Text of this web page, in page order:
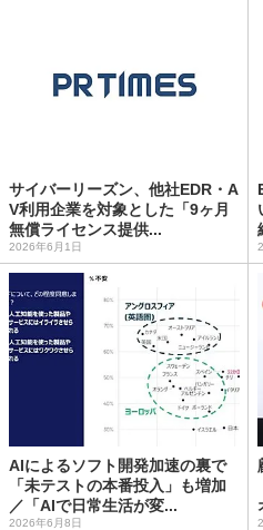
サイバーリーズン、他社EDR・A
V利用企業を対象とした「9ヶ月
無償ライセンス提供...
2026年6月1日
AIによるソフト開発加速の裏で
「未テストの本番投入」も増加
／「AIで日常生活が変...
2026年6月8日